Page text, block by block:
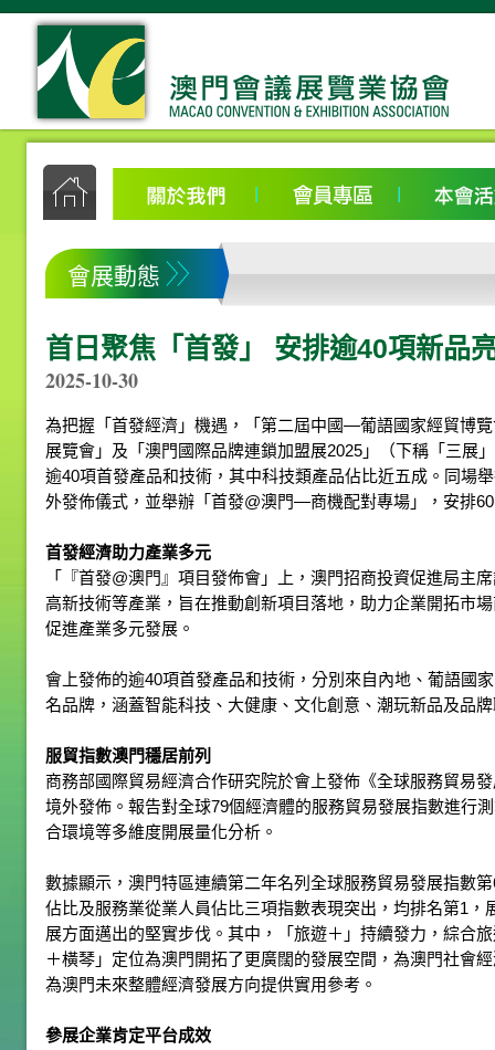
會展動態
首日聚焦「首發」 安排逾40項新品
2025-10-30
為把握「首發經濟」機遇，「第二屆中國—葡語國家經貿博
展覽會」及「澳門國際品牌連鎖加盟展2025」（下稱「三展
逾40項首發產品和技術，其中科技類產品佔比近五成。同場
外發佈儀式，並舉辦「首發@澳門—商機配對專場」，安排
首發經濟助力產業多元
「『首發@澳門』項目發佈會」上，澳門招商投資促進局主
高新技術等產業，旨在推動創新項目落地，助力企業開拓市
促進產業多元發展。
會上發佈的逾40項首發產品和技術，分別來自內地、葡語國
名品牌，涵蓋智能科技、大健康、文化創意、潮玩新品及品
服貿指數澳門穩居前列
商務部國際貿易經濟合作研究院於會上發佈《全球服務貿易
境外發佈。報告對全球79個經濟體的服務貿易發展指數進行
合環境等多維度開展量化分析。
數據顯示，澳門特區連續第二年名列全球服務貿易發展指數
佔比及服務業從業人員佔比三項指數表現突出，均排名第1
展方面邁出的堅實步伐。其中，「旅遊＋」持續發力，綜合
＋橫琴」定位為澳門開拓了更廣闊的發展空間，為澳門社會
為澳門未來整體經濟發展方向提供實用參考。
參展企業肯定平台成效